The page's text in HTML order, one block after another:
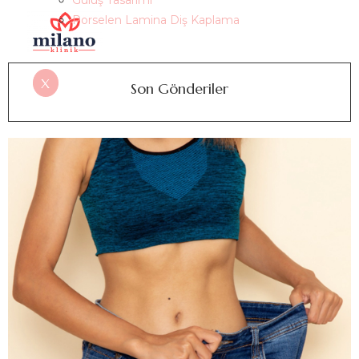
X
Porselen Lamina Diş Kaplama
Son Gönderiler